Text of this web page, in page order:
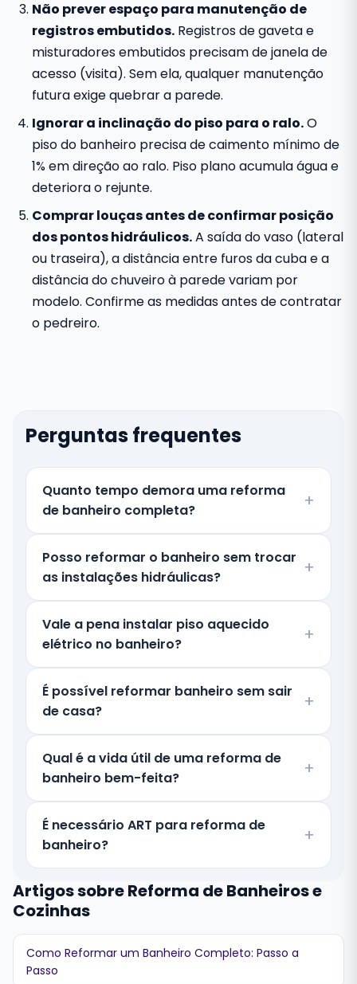
Não prever espaço para manutenção de
registros embutidos. Registros de gaveta e
misturadores embutidos precisam de janela de
acesso (visita). Sem ela, qualquer manutenção
futura exige quebrar a parede.
Ignorar a inclinação do piso para o ralo.O
piso do banheiro precisa de caimento mínimo de
1% em direção ao ralo. Piso plano acumula água e
deteriora o rejunte.
Comprar louças antes de confirmar posição
dos pontos hidráulicos.A saída do vaso (lateral
ou traseira), a distância entre furos da cuba e a
distância do chuveiro à parede variam por
modelo. Confirme as medidas antes de contratar
o pedreiro.
Perguntas frequentes
Quanto tempo demora uma reforma
de banheiro completa?
Posso reformar o banheiro sem trocar
as instalações hidráulicas?
Vale a pena instalar piso aquecido
elétrico no banheiro?
É possível reformar banheiro sem sair
de casa?
Qual é a vida útil de uma reforma de
banheiro bem-feita?
É necessário ART para reforma de
banheiro?
Artigos sobre Reforma de Banheiros e
Cozinhas
Como Reformar um Banheiro Completo: Passo a
Passo